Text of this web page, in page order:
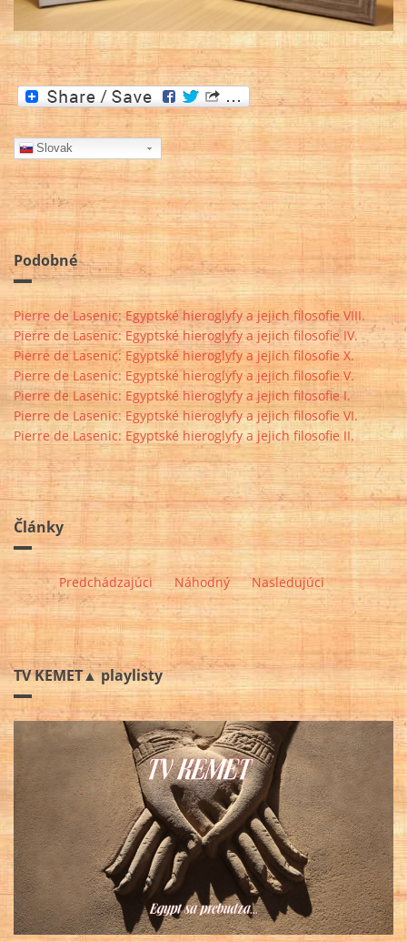
Slovak
Podobné
Pierre de Lasenic: Egyptské hieroglyfy a jejich filosofie VIII.
Pierre de Lasenic: Egyptské hieroglyfy a jejich filosofie IV.
Pierre de Lasenic: Egyptské hieroglyfy a jejich filosofie X.
Pierre de Lasenic: Egyptské hieroglyfy a jejich filosofie V.
Pierre de Lasenic: Egyptské hieroglyfy a jejich filosofie I.
Pierre de Lasenic: Egyptské hieroglyfy a jejich filosofie VI.
Pierre de Lasenic: Egyptské hieroglyfy a jejich filosofie II.
Články
Predchádzajúci Náhodný Nasledujúci
TV KEMET▲ playlisty